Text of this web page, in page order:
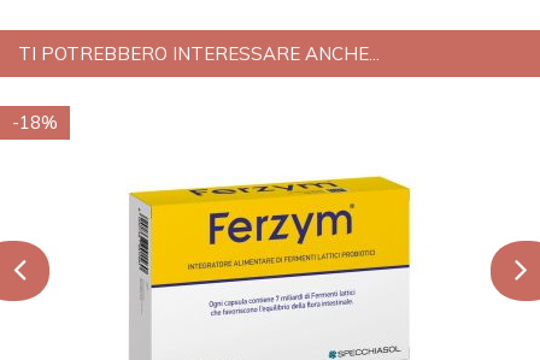
TI POTREBBERO INTERESSARE ANCHE...
-18%